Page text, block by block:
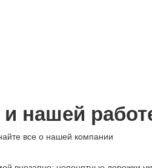
нашей
все о нашей компании